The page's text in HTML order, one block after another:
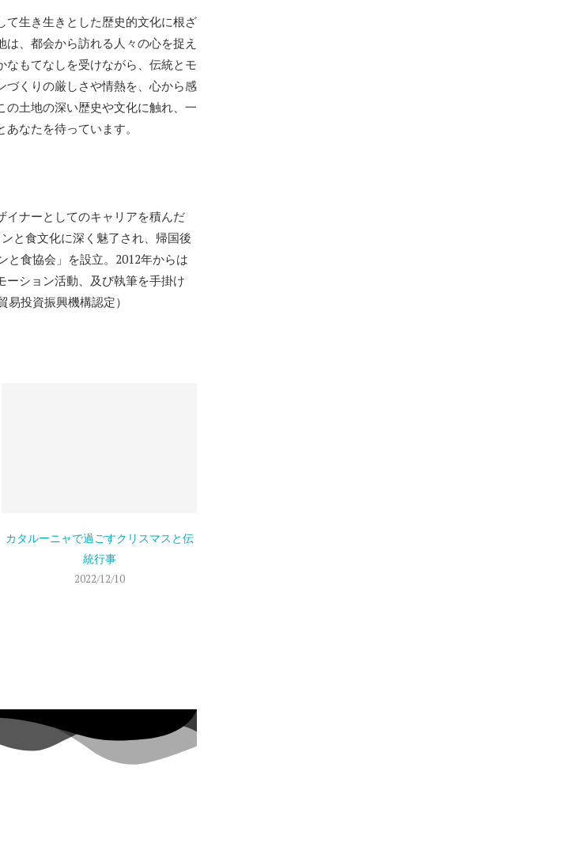
生き生きとした歴史的文化に根ざ
、都会から訪れる人々の心を捉え
もてなしを受けながら、伝統とモ
づくりの厳しさや情熱を、心から感
の土地の深い歴史や文化に触れ、一
なたを待っています。
イナーとしてのキャリアを積んだ
と食文化に深く魅了され、帰国後
と食協会」を設立。2012年からは
ション活動、及び執筆を手掛け
投資振興機構認定）
カタルーニャで過ごすクリスマスと伝
統行事
2022/12/10